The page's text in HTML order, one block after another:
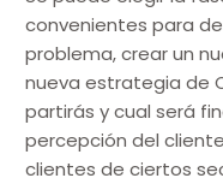
convenientes para
problema, crear un
nueva estrategia de
partirás y cual será
percepción del
clientes de ciertos